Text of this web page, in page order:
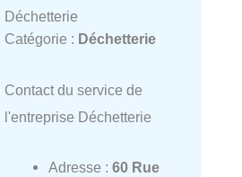
Déchetterie
Catégorie : Déchetterie
Contact du service de
l'entreprise Déchetterie
Adresse : 60 Rue